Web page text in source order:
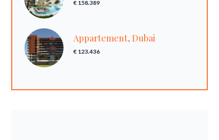
€ 158.389
Appartement, Dubai
€ 123.436